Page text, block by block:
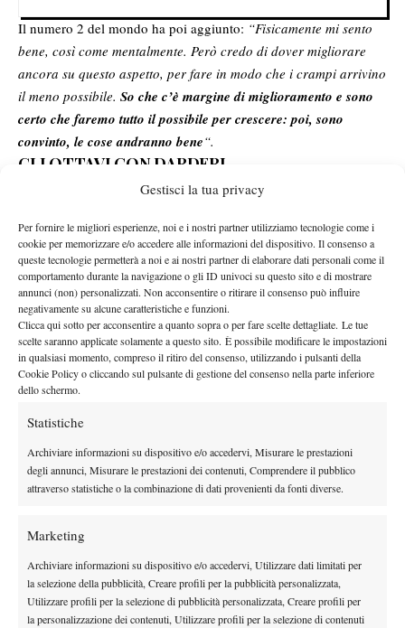
Gestisci la tua privacy
Per fornire le migliori esperienze, noi e i nostri partner utilizziamo tecnologie come i
cookie per memorizzare e/o accedere alle informazioni del dispositivo. Il consenso a
queste tecnologie permetterà a noi e ai nostri partner di elaborare dati personali come il
comportamento durante la navigazione o gli ID univoci su questo sito e di mostrare
annunci (non) personalizzati. Non acconsentire o ritirare il consenso può influire
negativamente su alcune caratteristiche e funzioni.
Clicca qui sotto per acconsentire a quanto sopra o per fare scelte dettagliate. Le tue
scelte saranno applicate solamente a questo sito. È possibile modificare le impostazioni
in qualsiasi momento, compreso il ritiro del consenso, utilizzando i pulsanti della
Cookie Policy o cliccando sul pulsante di gestione del consenso nella parte inferiore
dello schermo.
Statistiche
Archiviare informazioni su dispositivo e/o accedervi, Misurare le prestazioni
degli annunci, Misurare le prestazioni dei contenuti, Comprendere il pubblico
attraverso statistiche o la combinazione di dati provenienti da fonti diverse.
Marketing
Archiviare informazioni su dispositivo e/o accedervi, Utilizzare dati limitati per
la selezione della pubblicità, Creare profili per la pubblicità personalizzata,
Utilizzare profili per la selezione di pubblicità personalizzata, Creare profili per
la personalizzazione dei contenuti, Utilizzare profili per la selezione di contenuti
Il numero 2 del mondo ha poi aggiunto: “Fisicamente mi sento
bene, così come mentalmente. Però credo di dover migliorare
ancora su questo aspetto, per fare in modo che i crampi arrivino
il meno possibile. So che c’è margine di miglioramento e sono
certo che faremo tutto il possibile per crescere: poi, sono
convinto, le cose andranno bene“.
GLI OTTAVI CON DARDERI
Sinner ha guardato anche al prossimo impegno, che lo vedrà
opposto aLuciano Darderi:“Per il prossimo match vedremo
cosa arriverà, ma sono molto contento.Ci sarà sicuramente
almeno un italiano nei quarti di finalee avere questo privilegio
in uno Slamè una cosa bellissima, sia per noi che per l’Italia”.
L’IMPORTANZA DELLA PREPARAZIONE A
DUBAI
Nel corso della conferenza, l’altoatesino ha parlato anche
dell’importanza della preparazione svolta a
season: “Andare a Dubai ha un motivo preciso, le condizioni
quest’anno non faceva caldo come negli anni scorsi, è
comunque molto utile per ambientarsi a temperature che in
L’ESSERE POSITIVO
In chiusura, un passaggio sullamentalità:“Sicuramente c’è
stata anche una dose di fortuna, ma so quanto lavoro faccio da
anni. Non sempre riesci a trovare una soluzione, peròse entri in